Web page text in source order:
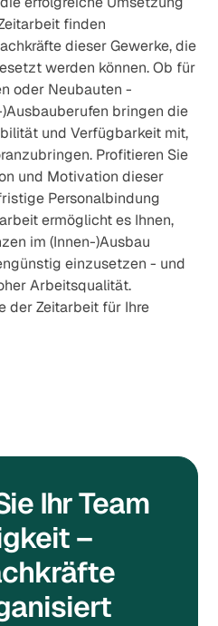
finden
dieser Gewerke, die
werden können. Ob für
oder Neubauten -
bringen die
und Verfügbarkeit mit,
Profitieren Sie
und Motivation dieser
Personalbindung
ermöglicht es Ihnen,
im (Innen-)Ausbau
einzusetzen - und
Arbeitsqualität.
der Zeitarbeit für Ihre
Ihr Team
–